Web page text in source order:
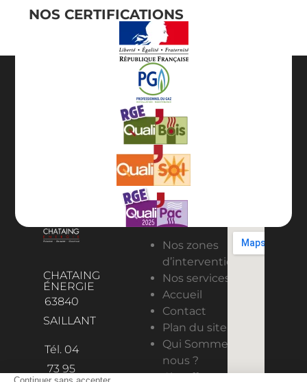
NOS CERTIFICATIONS
CHATAING
ÉNERGIE
63840
SAILLANT
Tél. 04
73 95
Nos zones
d’intervention
Nos services
Accueil
Contact
Plan du site
Qui Sommes-
nous ?
Chauffage